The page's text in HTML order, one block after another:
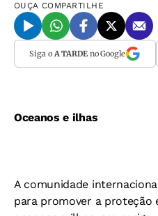
OUÇA COMPARTILHE
Siga o A TARDEno Google
Oceanos e ilhas
A comunidade
para promover a proteção